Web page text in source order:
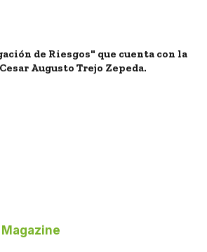
de Riesgos" que cuenta con la
Augusto Trejo Zepeda.